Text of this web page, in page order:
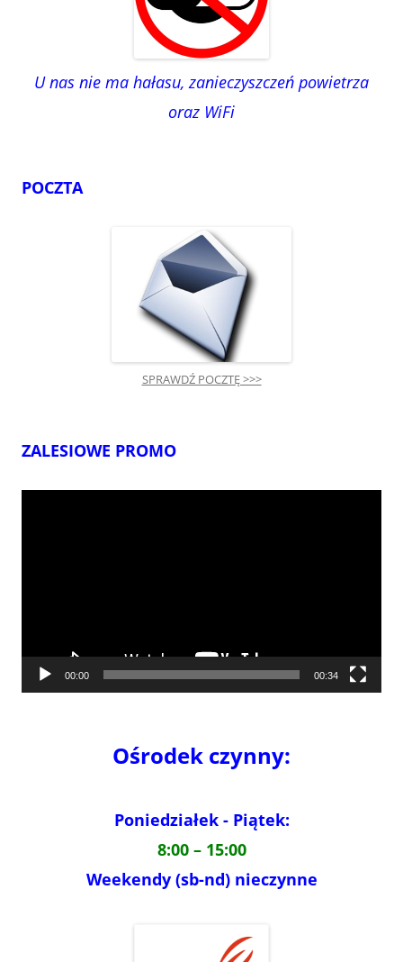
U nas nie ma hałasu, zanieczyszczeń powietrza
oraz WiFi
POCZTA
SPRAWDŹ POCZTĘ >>>
ZALESIOWE PROMO
Odtwarzacz
00:00 00:34
Ośrodek czynny:
Poniedziałek - Piątek:
8:00 – 15:00
Weekendy (sb-nd) nieczynne